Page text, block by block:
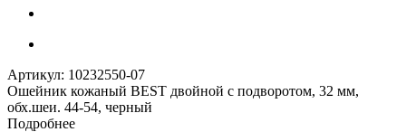
Артикул: 10232550-07
Ошейник кожаный BEST двойной с подворотом, 32 мм,
обх.шеи. 44-54, черный
Подробнее